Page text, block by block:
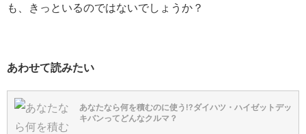
も、きっといるのではないでしょうか？
あわせて読みたい
あなたなら何を積むのに使う!?ダイハツ・ハイゼットデッ
キバンってどんなクルマ？